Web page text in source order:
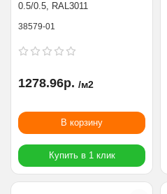
0.5/0.5, RAL3011
38579-01
1278.96р. /м2
В корзину
Купить в 1 клик